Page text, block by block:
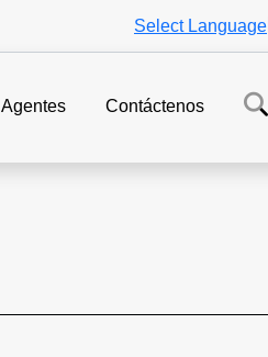
Select Language
Agentes Contáctenos